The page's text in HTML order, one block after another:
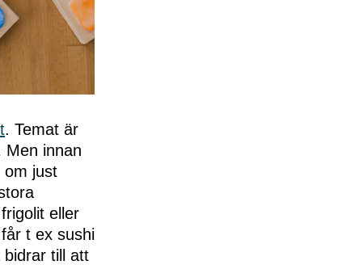
. Temat är
Men innan
om just
eller
t ex sushi
bidrar till att